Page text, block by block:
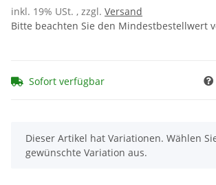
inkl. 19% USt. , zzgl. Versand
Bitte beachten Sie den Mindestbestellwert
Sofort verfügbar
x
Dieser Artikel hat Variationen. Wählen
gewünschte Variation aus.